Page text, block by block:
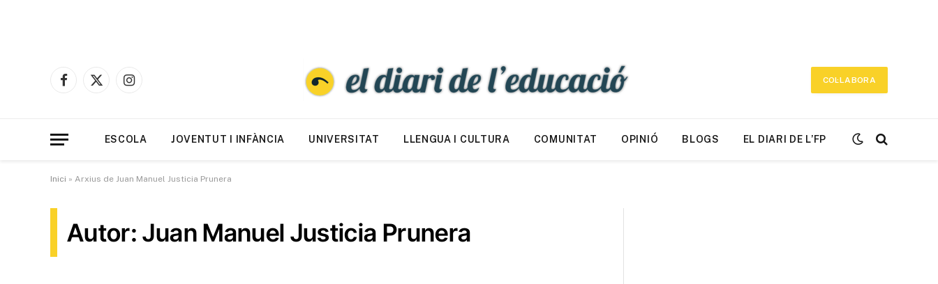
Facebook
X
Instagram
COL·LABORA
ESCOLA JOVENTUT I INFÀNCIA UNIVERSITAT LLENGUA I CULTURA COMUNITAT OPINIÓ BLOGS EL DIARI DE L’FP
Inici » Arxius de Juan Manuel Justicia Prunera
Autor: Juan Manuel Justicia Prunera